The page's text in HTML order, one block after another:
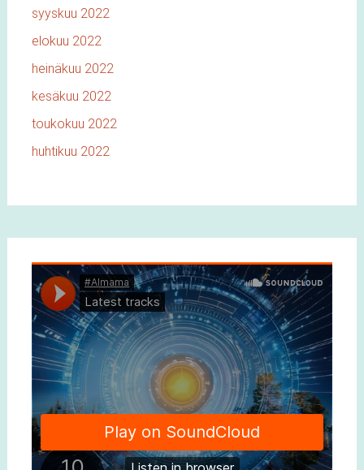
syyskuu 2022
elokuu 2022
heinäkuu 2022
kesäkuu 2022
toukokuu 2022
huhtikuu 2022